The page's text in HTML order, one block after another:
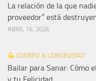
La relación de la que
proveedor” está
ABRIL 16, 2026
CUERPO & LONGEVIDAD
Bailar para Sanar: Cómo
y tu Felicidad